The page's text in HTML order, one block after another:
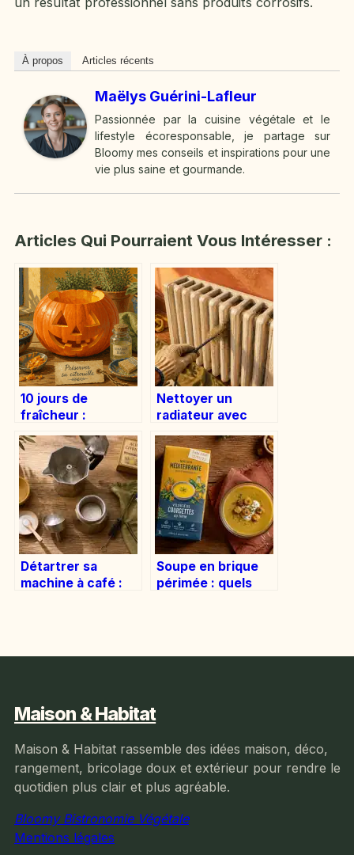
À propos Articles récents
Maëlys Guérini-Lafleur
Passionnée par la cuisine végétale et le
lifestyle écoresponsable, je partage sur
Bloomy mes conseils et inspirations pour une
vie plus saine et gourmande.
Articles Qui Pourraient Vous Intéresser :
10 jours de
fraîcheur :
comment
conserver votre
citrouille
d’Halloween sans
moisissure
Nettoyer un
radiateur avec
grille : 4 étapes
pour déloger la
poussière sans
tout démonter
Détartrer sa
machine à café :
Soupe en brique
périmée : quels
Maison & Habitat
Maison & Habitat rassemble des idées maison, déco,
rangement, bricolage doux et extérieur pour rendre le
quotidien plus clair et plus agréable.
Bloomy Bistronomie Végétale
Mentions légales